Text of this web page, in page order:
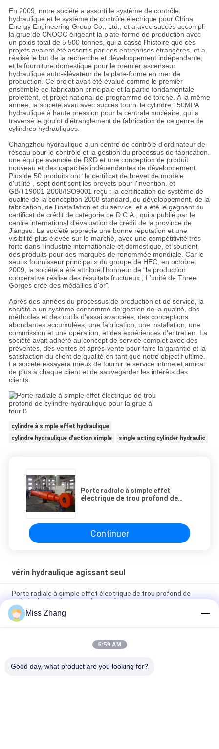
En 2009, notre société a assorti le système de contrôle
hydraulique et le système de contrôle électrique pour China
Energy Engineering Group Co., Ltd., et a avec succès accompli
la grue de CNOOC érigeant la plate-forme de production avec
un poids total de 5 500 tonnes, qui a cassé l'histoire que ces
projets avaient été assortis par des entreprises étrangères, et a
réalisé le but de la recherche et développement indépendante,
et la fourniture domestique pour le premier ascenseur
hydraulique auto-élévateur de la plate-forme en mer de
production. Ce projet avait été évalué comme le premier
ensemble de fabrication principale et la partie fondamentale
projettent, et projet national de programme de torche. À la même
année, la société avait avec succès fourni le cylindre 150MPA
hydraulique à haute pression pour la centrale nucléaire, qui a
traversé le goulot d'étranglement de fabrication de ce genre de
cylindres hydrauliques.
Changzhou hydraulique a un centre de contrôle d'ordinateur de
réseau pour le contrôle et la gestion du processus de fabrication,
une équipe avancée de R&D et une conception de produit
nouveau et des capacités indépendantes de développement.
Plus de 50 produits ont “le certificat de brevet de modèle
d'utilité”, sept dont sont les brevets pour l'invention. et
GB/T19001-2008/ISO9001 reçu : la certification de système de
qualité de la conception 2008 standard, du développement, de la
fabrication, de l'installation et du service, et a été le gagnant du
certificat de crédit de catégorie de D.C.A., qui a publié par le
centre international d'évaluation de crédit de la province de
Jiangsu. La société apprécie une bonne réputation et une
visibilité plus élevée sur le marché, avec une compétitivité très
forte dans l'industrie internationale et domestique, et soutient
des produits pour des marques de renommée mondiale. Car le
seul « fournisseur principal » du groupe de HEC, en octobre
2009, la société a été attribué l'honneur de “la production
coopérative réalise des résultats fructueux ; L'unité de Three
Gorges crée des médailles d'or”.
Après des années du processus de production et de service, la
société a un système consommé de gestion de la qualité, des
méthodes et des outils d'essai avancées, des conceptions
abondantes accumulées, une fabrication, une installation, une
commission et une opération, et des expériences d'entretien. La
société avait adhéré au concept de service complet avec des
préventes, des ventes et après-vente pour faire la garantie et la
satisfaction du client de qualité en tant que notre objectif ultime.
La société essayera mieux de fournir le service intime et amical
de plus à chaque client et de sauvegarder les intérêts des
clients.
cylindre à simple effet hydraulique
cylindre hydraulique d'action simple
single acting cylinder hydraulic
Porte radiale à simple effet
électrique de trou profond de
Continuer
vérin hydraulique agissant seul
Porte radiale à simple effet électrique de trou profond de
cylindre hydraulique pour la grue à tour
Cylindre hydraulique à simple effet de transport de conteneur
avec le retour de ressort résistant
Cylindre pneumatique à simple effet télescopique à simple
Miss Zhang
6:59 AM
Good day, what product are you looking for?